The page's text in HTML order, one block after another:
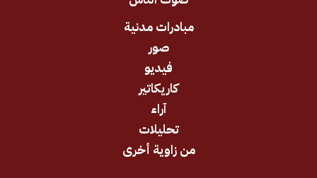
مبادرات مدنية
من زاوية أخرى